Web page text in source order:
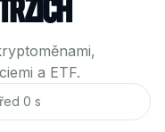
a ETF.
0 s